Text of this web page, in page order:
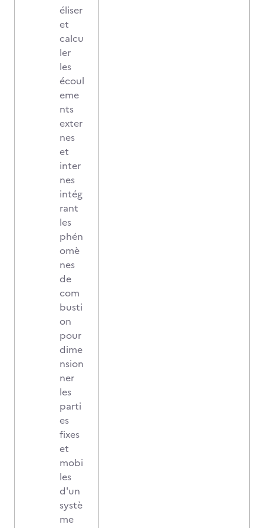
éliser
et
calcu
ler
les
écoul
eme
nts
exter
nes
et
inter
nes
intég
rant
les
phén
omè
nes
de
com
busti
on
pour
dime
nsion
ner
les
parti
es
fixes
et
mobi
les
d'un
systè
me